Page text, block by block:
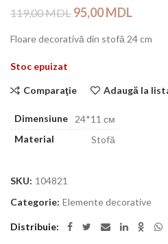
119,00MDL 95,00MDL
Floare decorativă din stofă 24 cm
Stoc epuizat
Comparaţie Adaugă la
Dimensiune
24*11 см
Material
Stofă
SKU: 104821
Categorie: Elemente decorative
Distribuie